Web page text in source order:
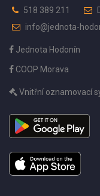
518 389 211
info@jednota-
Jednota Hodonín
COOP Morava
Vnitřní oznamovací